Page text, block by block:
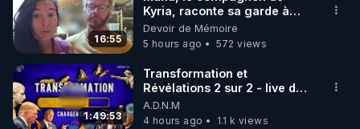
🌱 INSTAGRAM
https://www.instagram.com/rdlr_thierrycasasnovas/
http://rgnr.li/instagram
🌱 LA NEWSLETTER
16:55
Kyria, raconte sa garde à
vue musclée. PARTAGEZ!
Devoir de Mémoire
5 hours ago
572 views
1:49:53
Transformation et
Révélations 2 sur 2 - live du
07/08/26
A.D.N.M
4 hours ago
1.1 k views